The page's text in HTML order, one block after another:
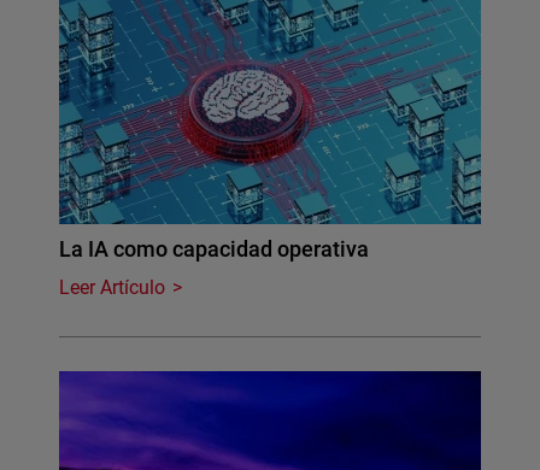
La IA como capacidad operativa
Leer Artículo